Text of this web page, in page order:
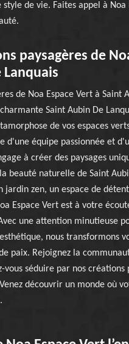
de vie. Faites appel à
paysagères de
Lanquais
de Noa Espace Vert à Saint
Saint Aubin De
de vos espaces
d'une équipe passionnée et
à créer des paysages
beauté naturelle de Saint
jardin zen, un espace de
Espace Vert est à votre
une attention minutieuse
nous transformons
paix. Rejoignez la
séduire par nos créations
découvrir un monde où